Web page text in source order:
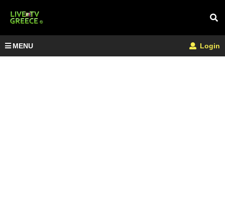
MENU Login